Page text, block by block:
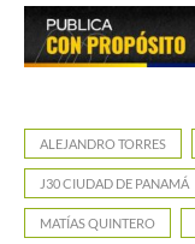
ALEJANDRO TORRES
J30 CIUDAD DE PANAMÁ
MATÍAS QUINTERO